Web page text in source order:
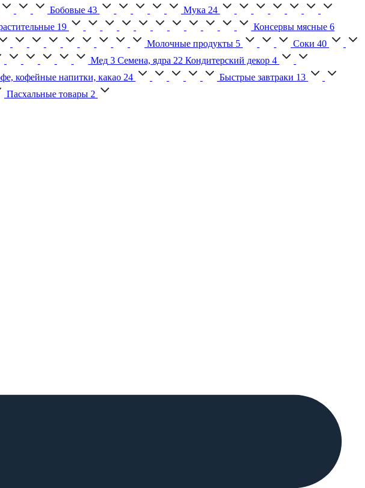
Бобовые 43 Мука 24
19 Консервы мясные 6
Молочные продукты 5 Соки 40
Мед 3 Семена, ядра 22 Кондитерский декор 4
кофейные напитки, какао 24 Быстрые завтраки 13
Пасхальные товары 2